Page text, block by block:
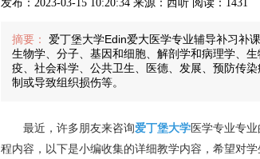
发布：2023-03-15 10:20:34 来源：西听 阅读：1431
摘要：
爱丁堡大学Edin爱大医学专业辅导补习补
生物学、分子、基因和细胞、解剖学和病理学、
疫、社会科学、公共卫生、医德、发展、预防传
制或导致组织损伤等。
最近，许多朋友来咨询爱丁堡大学医学专业专
程内容，以下是小编收集的详细教学内容，希望对学